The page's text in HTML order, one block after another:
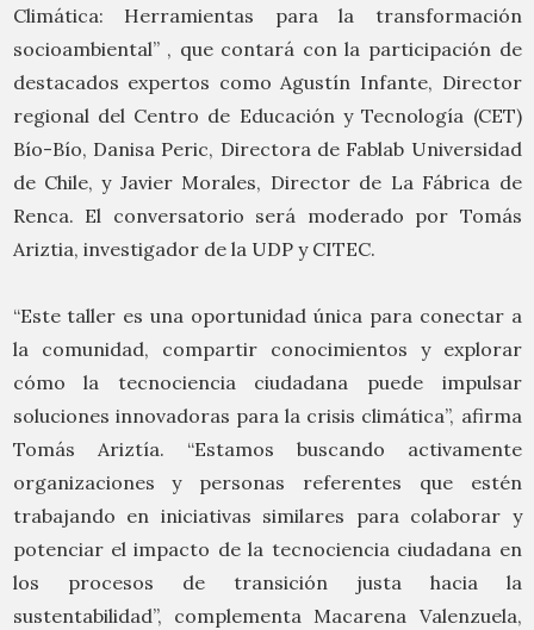
Climática: Herramientas para la transformación
socioambiental” , que contará con la participación de
destacados expertos como Agustín Infante, Director
regional del Centro de Educación y Tecnología (CET)
Bío-Bío, Danisa Peric, Directora de Fablab Universidad
de Chile, y Javier Morales, Director de La Fábrica de
Renca. El conversatorio será moderado por Tomás
Ariztia, investigador de la UDP y CITEC.
“Este taller es una oportunidad única para conectar a
la comunidad, compartir conocimientos y explorar
cómo la tecnociencia ciudadana puede impulsar
soluciones innovadoras para la crisis climática”, afirma
Tomás Ariztía. “Estamos buscando activamente
organizaciones y personas referentes que estén
trabajando en iniciativas similares para colaborar y
potenciar el impacto de la tecnociencia ciudadana en
los procesos de transición justa hacia la
sustentabilidad”, complementa Macarena Valenzuela,